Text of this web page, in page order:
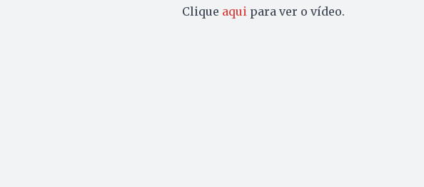
Clique aqui para ver o vídeo.